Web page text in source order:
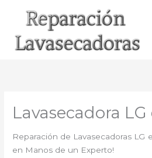
Lavasecadora
Reparación de Lavasecadoras LG
en Manos de un Experto!